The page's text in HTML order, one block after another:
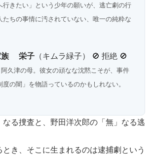
行きたい」という少年の願いが、逃亡劇の行
たちの事情に汚されていない、唯一の純粋な
栄子 （キムラ緑子） 🚫 拒絶 🚫
阿久津の母。彼女の頑なな沈黙こそが、事件
の闇」を物語っているのかもしれない。
なる捜査と、野田洋次郎の「無」なる逃
とき、そこに生まれるのは逮捕劇という